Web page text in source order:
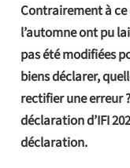
Contrairement à
l’automne ont pu
pas été modifiées
biens déclarer,
rectifier une erreur
déclaration d’IFI
déclaration.